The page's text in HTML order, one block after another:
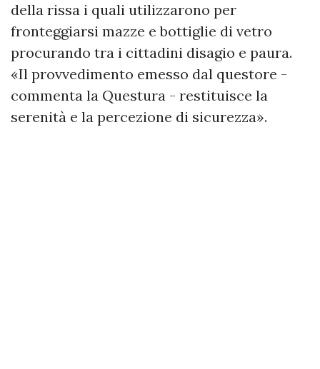
della rissa i quali utilizzarono per
fronteggiarsi mazze e bottiglie di vetro
procurando tra i cittadini disagio e paura.
«Il provvedimento emesso dal questore -
commenta la Questura - restituisce la
serenità e la percezione di sicurezza».